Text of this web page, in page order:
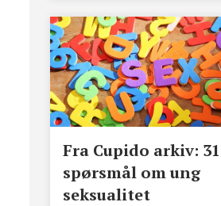
Fra Cupido arkiv: 31
spørsmål om ung
seksualitet